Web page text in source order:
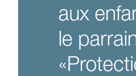
aux
le